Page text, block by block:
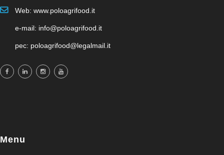
Web: www.poloagrifood.it
e-mail: info@poloagrifood.it
pec: poloagrifood@legalmail.it
Menu